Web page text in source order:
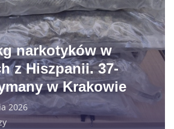
narkotyków w
z Hiszpanii. 37-
w Krakowie
2026